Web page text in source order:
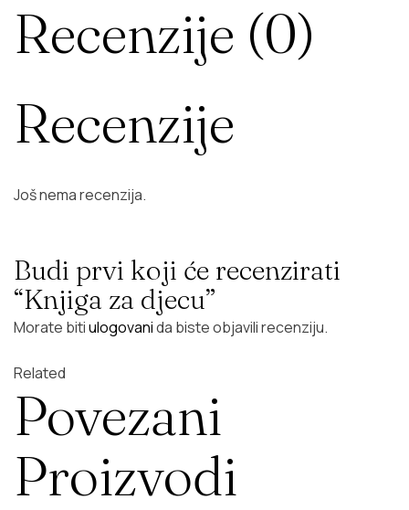
Recenzije (0)
Recenzije
Još nema recenzija.
Budi prvi koji će recenzirati
“Knjiga za djecu”
Morate bitiulogovanida biste objavili recenziju.
Related
Povezani
Proizvodi